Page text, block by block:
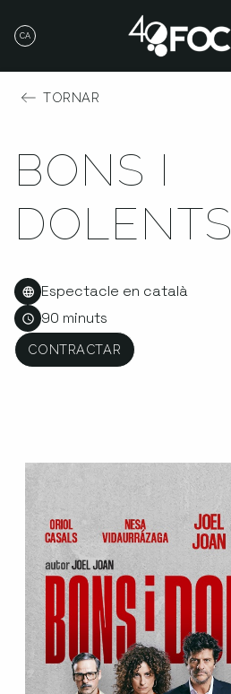
CA
TORNAR
BONS I
DOLENTS
Espectacle en català
90 minuts
CONTRACTAR